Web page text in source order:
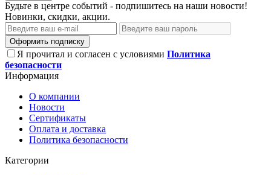
Будьте в центре событий - подпишитесь на наши новости!
Новинки, скидки, акции.
Оформить подписку
Я прочитал и согласен с условиями Политика
безопасности
Информация
О компании
Новости
Сертификаты
Оплата и доставка
Политика безопасности
Категории